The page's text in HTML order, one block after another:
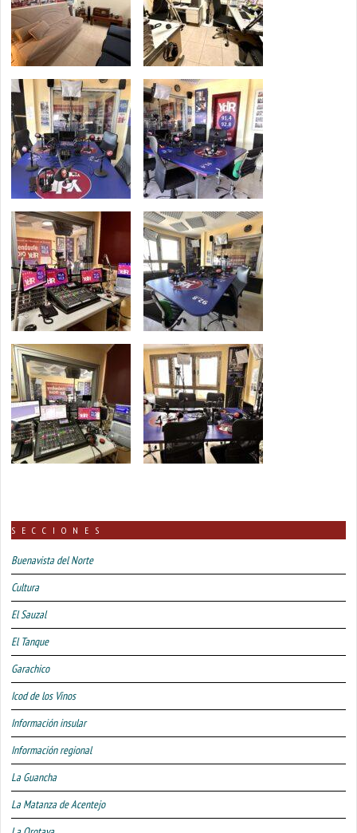
SECCIONES
Buenavista del Norte
Cultura
El Sauzal
El Tanque
Garachico
Icod de los Vinos
Información insular
Información regional
La Guancha
La Matanza de Acentejo